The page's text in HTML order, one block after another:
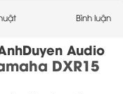
Bình luận
Audio
DXR15